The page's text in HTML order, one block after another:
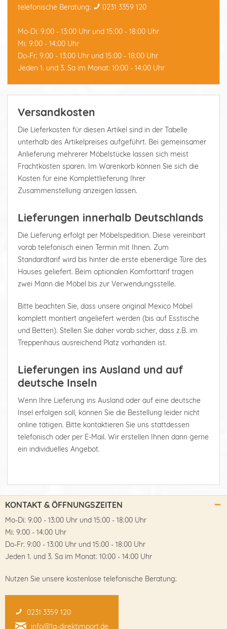
telefonische Beratung:
0231 3359 120
Mo-Di: 9:00 - 13:00 Uhr und 15:00 - 18:00 Uhr
Mi: 9:00 - 14:00 Uhr
Do-Fr: 9:00 - 13:00 Uhr und 15:00 - 18:00 Uhr
Jeden 1. und 3. Sa im Monat: 10:00 - 14:00 Uhr
Versandkosten
Die Lieferkosten für diesen Artikel sind in der Tabelle
unterhalb des Artikelpreises aufgeführt. Bei gemeinsamer
Anlieferung mehrerer Möbelstücke lassen sich meist
Frachtkosten sparen. Im Warenkorb können Sie sich die
Kosten für eine Komplettlieferung Ihrer
Zusammenstellung anzeigen lassen.
Lieferungen innerhalb Deutschlands
Die Lieferung erfolgt per Möbelspedition. Diese vereinbart
vorab telefonisch einen Termin mit Ihnen. Zum
Standardtarif wird bis hinter die erste ebenerdige Türe des
Hauses geliefert. Beim optionalen Komforttarif tragen
zwei Mann die Möbel bis zur Verwendungsstelle.
Bitte beachten Sie, dass unsere original Mexico Möbel
komplett montiert angeliefert werden (bis auf Esstische
und Betten). Stellen Sie daher vorab sicher, dass z.B. im
Treppenhaus ausreichend Platz vorhanden ist.
Lieferungen ins Ausland und auf
deutsche Inseln
Wenn Ihre Lieferung ins Ausland oder auf eine deutsche
Insel erfolgen soll, können Sie die Bestellung leider nicht
online tätigen. Bitte kontaktieren Sie uns stattdessen
telefonisch oder per E-Mail. Wir erstellen Ihnen dann gerne
ein individuelles Angebot.
KONTAKT & ÖFFNUNGSZEITEN
Mo-Di: 9:00 - 13:00 Uhr und 15:00 - 18:00 Uhr
Mi: 9:00 - 14:00 Uhr
Do-Fr: 9:00 - 13:00 Uhr und 15:00 - 18:00 Uhr
Jeden 1. und 3. Sa im Monat: 10:00 - 14:00 Uhr
Nutzen Sie unsere kostenlose telefonische Beratung:
0231 3359 120
info@1a-direktimport.de